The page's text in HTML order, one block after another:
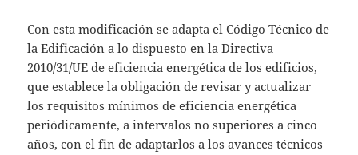
Con esta modificación se adapta el Código Técnico de
la Edificación a lo dispuesto en la Directiva
2010/31/UE de eficiencia energética de los edificios,
que establece la obligación de revisar y actualizar
los requisitos mínimos de eficiencia energética
periódicamente, a intervalos no superiores a cinco
años, con el fin de adaptarlos a los avances técnicos